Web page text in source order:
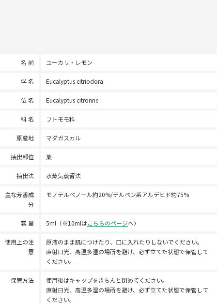
名 前 ユーカリ・レモン
学 名 Eucalyptus citriodora
仏 名 Eucalyptus citronne
科 名 フトモモ科
原産地 マダガスカル
抽出部位 葉
抽出法 水蒸気蒸留法
主な芳香成
分
モノテルペノール約20%/テルペン系アルデヒド約75%
容 量 5ml（※10mlはこちらのページへ）
使用上の注
意
原液のまま肌につけたり、口に入れたりしないでください。
直射日光、高温多湿の場所を避け、必ず立てた状態で保管して
ください。
保管方法
使用後はキャップをきちんと閉めてください。
直射日光、高温多湿の場所を避け、必ず立てた状態で保管して
ください。